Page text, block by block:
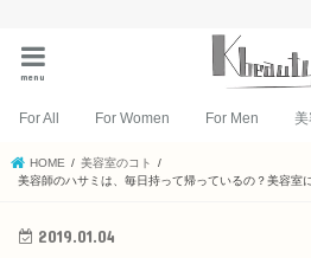
menu
For All For Women For Men 美
HOME
美容室のコト
美容師のハサミは、毎日持って帰っているの？美容室
2019.01.04